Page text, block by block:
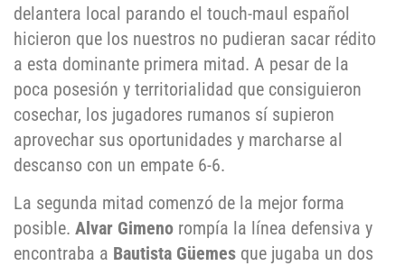
delantera local parando el touch-maul español
hicieron que los nuestros no pudieran sacar rédito
a esta dominante primera mitad. A pesar de la
poca posesión y territorialidad que consiguieron
cosechar, los jugadores rumanos sí supieron
aprovechar sus oportunidades y marcharse al
descanso con un empate 6-6.
La segunda mitad comenzó de la mejor forma
posible. Alvar Gimeno rompía la línea defensiva y
encontraba a Bautista Güemes que jugaba un dos